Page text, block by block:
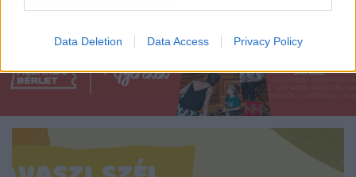
Data Deletion Data Access Privacy Policy